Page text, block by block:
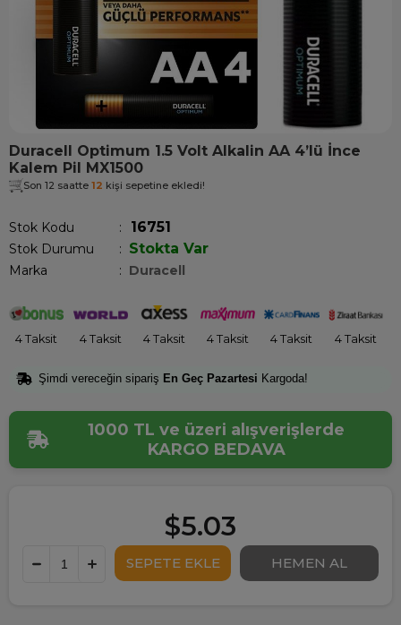
Duracell Optimum 1.5 Volt Alkalin AA 4’lü İnce
Kalem Pil MX1500
Son 12 saatte 12 kişi sepetine ekledi!
Stok Kodu 16751
Stok Durumu : Stokta Var
Marka : Duracell
4 Taksit 4 Taksit 4 Taksit 4 Taksit 4 Taksit 4 Taksit
Şimdi vereceğin sipariş En Geç Pazartesi Kargoda!
1000 TL ve üzeri alışverişlerde
KARGO BEDAVA
$5.03